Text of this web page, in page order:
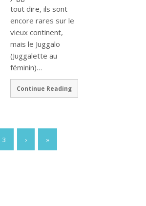
tout dire, ils sont
encore rares sur le
vieux continent,
mais le Juggalo
(Juggalette au
féminin)…
Continue Reading
3 › »